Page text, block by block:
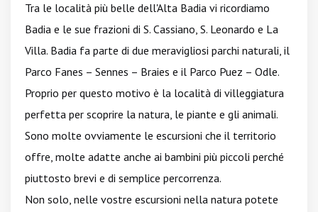
Tra le località più belle dell'Alta Badia vi ricordiamo
Badia e le sue frazioni di S. Cassiano, S. Leonardo e La
Villa. Badia fa parte di due meravigliosi parchi naturali, il
Parco Fanes – Sennes – Braies e il Parco Puez – Odle.
Proprio per questo motivo è la località di villeggiatura
perfetta per scoprire la natura, le piante e gli animali.
Sono molte ovviamente le escursioni che il territorio
offre, molte adatte anche ai bambini più piccoli perché
piuttosto brevi e di semplice percorrenza.
Non solo, nelle vostre escursioni nella natura potete